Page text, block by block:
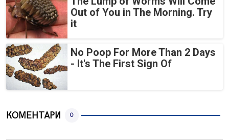
Out of You in The Morning. Try
it
No Poop For More Than 2 Days
- It's The First Sign Of
КОМЕНТАРИ 0